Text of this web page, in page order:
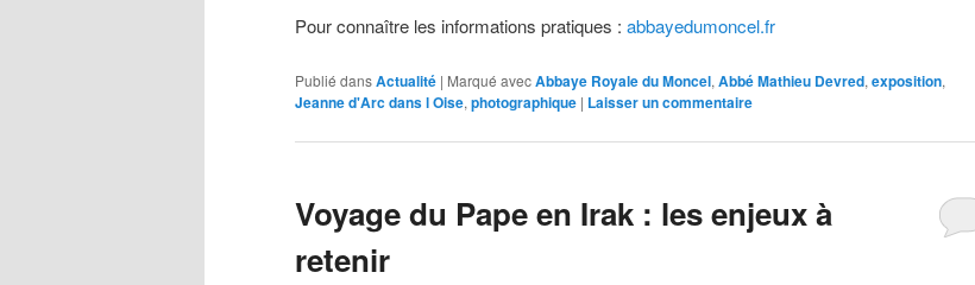
Pour connaître les informations pratiques : abbayedumoncel.fr
Publié dansActualité | Marqué avecAbbaye Royale du Moncel, Abbé Mathieu Devred, exposition,
Jeanne d'Arc dans l Oise, photographique | Laisser un commentaire
Voyage du Pape en Irak : les enjeux à
retenir